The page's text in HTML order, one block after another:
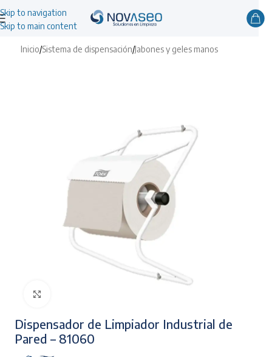
Skip to navigation
Skip to main content
Inicio/Sistema de dispensación/Jabones y geles manos
Dispensador de Limpiador Industrial de
Pared – 81060